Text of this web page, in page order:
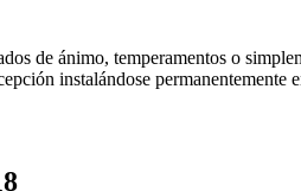
de ánimo, temperamentos o
instalándose